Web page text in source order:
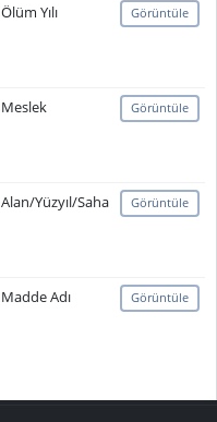
Ölüm Yılı Görüntüle
Meslek Görüntüle
Alan/Yüzyıl/Saha Görüntüle
Madde Adı Görüntüle